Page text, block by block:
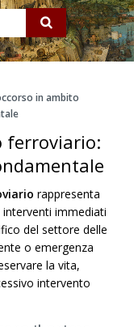
in ambito
ferroviario:
rappresenta
immediati
del settore delle
o emergenza
la vita,
intervento